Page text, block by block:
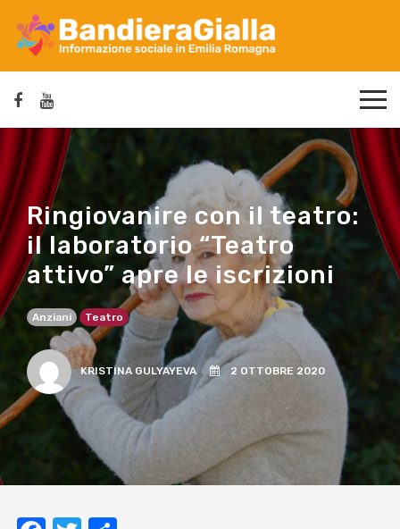
Ringiovanire con il teatro:
il laboratorio “Teatro
attivo” apre le iscrizioni
Anziani Teatro
KRISTINA GULYAYEVA 2 OTTOBRE 2020